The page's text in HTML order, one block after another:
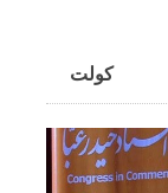
کولت